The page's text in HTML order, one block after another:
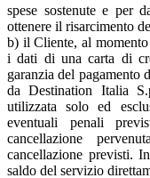
spese sostenute e per
ottenere il risarcimento
b) il Cliente, al
i dati di una carta di
garanzia del pagamento
da Destination Italia
utilizzata solo ed
eventuali penali
cancellazione
cancellazione previsti.
saldo del servizio